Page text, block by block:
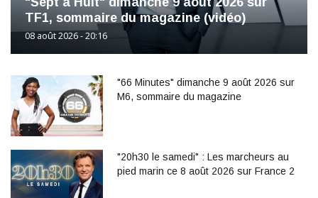
TF1, sommaire du magazine (vidéo)
08 août 2026 - 20:16
"66 Minutes" dimanche 9 août 2026 sur
M6, sommaire du magazine
"20h30 le samedi" : Les marcheurs au
pied marin ce 8 août 2026 sur France 2